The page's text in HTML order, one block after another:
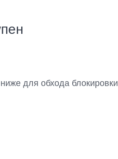
для обхода блокировки